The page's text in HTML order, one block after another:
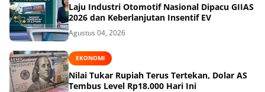
Laju Industri Otomotif Nasional Dipacu GIIAS
2026 dan Keberlanjutan Insentif EV
Agustus 04, 2026
EKONOMI
Nilai Tukar Rupiah Terus Tertekan, Dolar AS
Tembus Level Rp18.000 Hari Ini